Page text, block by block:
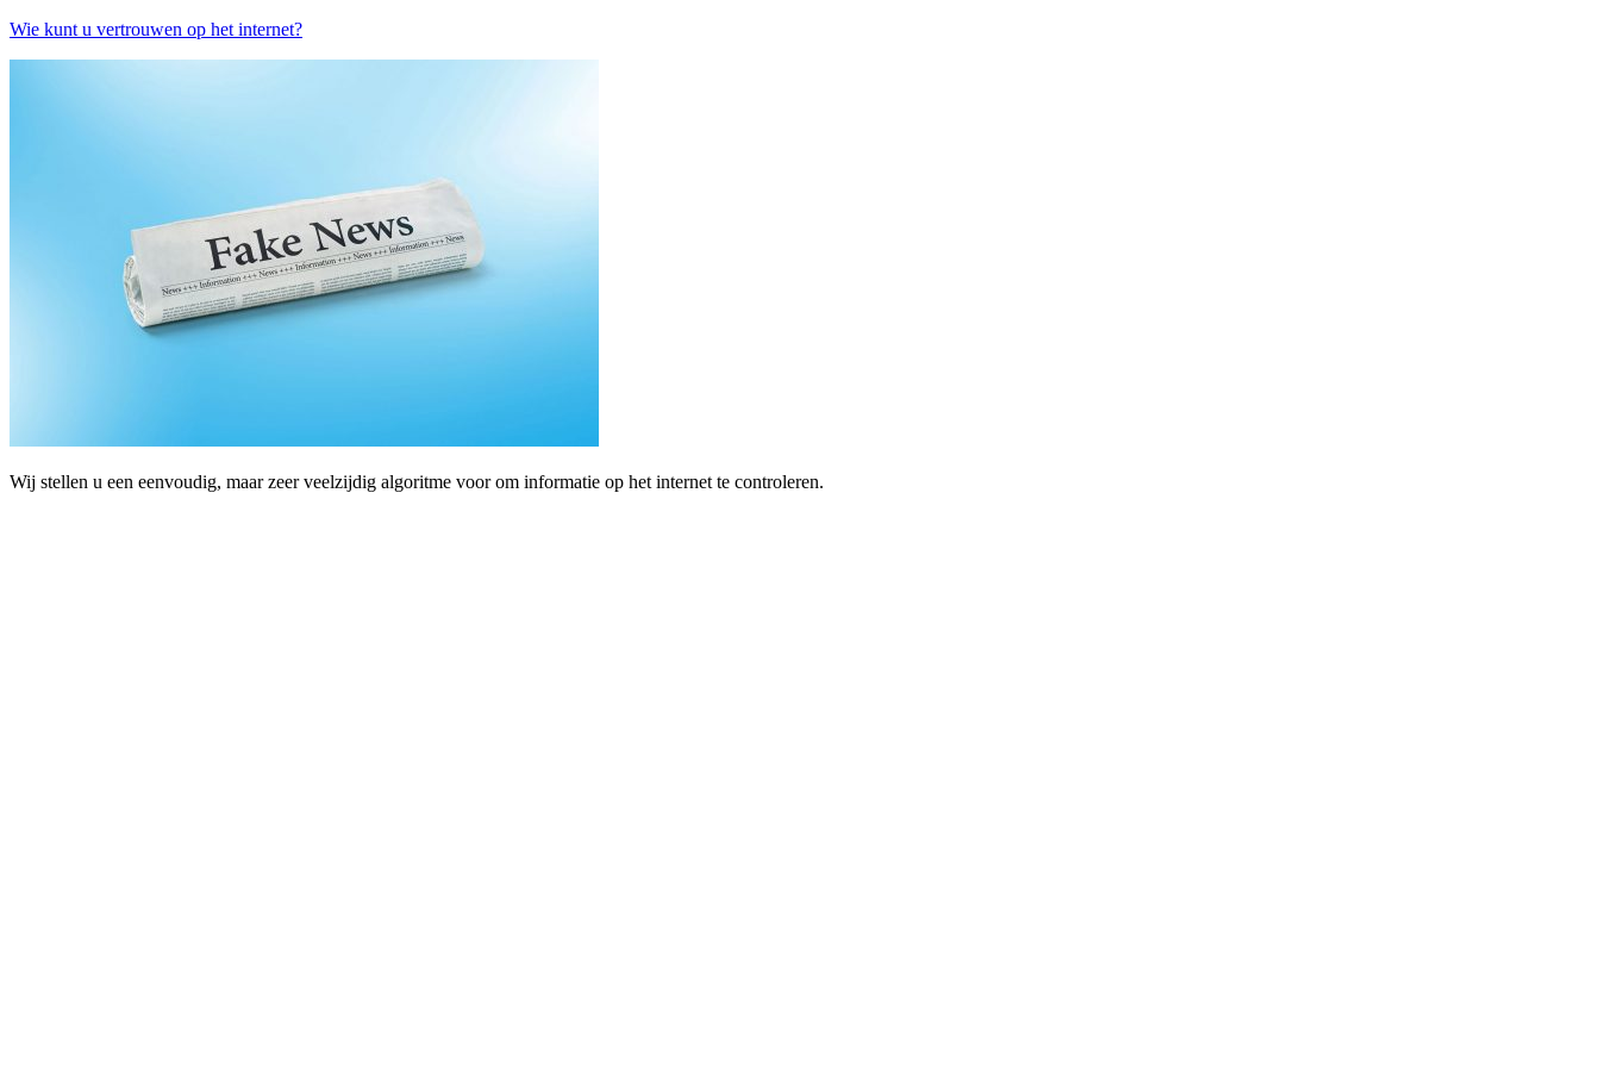
Wie kunt u vertrouwen op het internet?
Wij stellen u een eenvoudig, maar zeer veelzijdig algoritme voor om informatie op het internet te controleren.